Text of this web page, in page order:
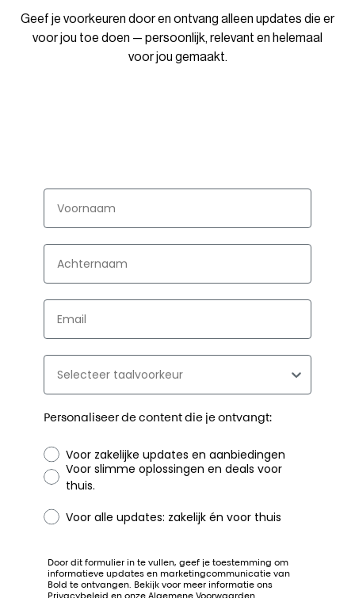
Geef je voorkeuren door en ontvang alleen updates die er
voor jou toe doen — persoonlijk, relevant en helemaal
voor jou gemaakt.
First Name
Last Name
Email
Language Preference
Personaliseer de content die je ontvangt:
Personaliseer de content die je ontvangt:
Voor zakelijke updates en aanbiedingen
Voor slimme oplossingen en deals voor
thuis.
Voor alle updates: zakelijk én voor thuis
Door dit formulier in te vullen, geef je toestemming om
informatieve updates en marketingcommunicatie van
Bold te ontvangen. Bekijk voor meer informatie ons
Privacybeleid en onze Algemene Voorwaarden.